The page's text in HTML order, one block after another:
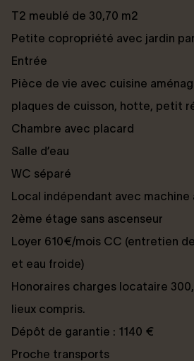
T2 meublé de 30,70 m2
Petite copropriété avec jardin
Entrée
Pièce de vie avec cuisine
plaques de cuisson, hotte, petit
Chambre avec placard
Salle d’eau
WC séparé
Local indépendant avec machine
2ème étage sans ascenseur
Loyer 610€/mois CC (entretien
et eau froide)
Honoraires charges locataire
lieux compris.
Dépôt de garantie : 1140 €
Proche transports